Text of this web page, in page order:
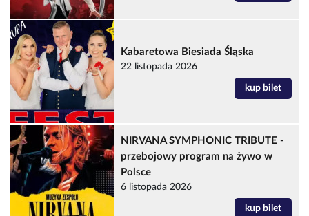
Kabaretowa Biesiada Śląska
22 listopada 2026
kup bilet
NIRVANA SYMPHONIC TRIBUTE -
przebojowy program na żywo w
Polsce
6 listopada 2026
kup bilet